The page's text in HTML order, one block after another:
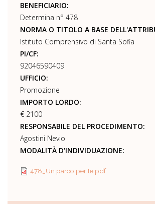
BENEFICIARIO:
Determina n° 478
NORMA O TITOLO A BASE
Istituto Comprensivo di Santa Sofia
PI/CF:
92046590409
UFFICIO:
Promozione
IMPORTO LORDO:
€ 2100
RESPONSABILE DEL PROCEDIMENTO:
Agostini Nevio
MODALITÀ D'INDIVIDUAZIONE:
478_Un parco per te.pdf